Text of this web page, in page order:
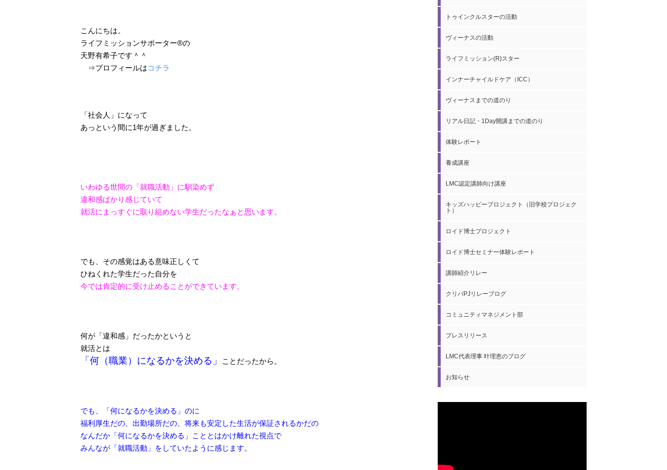
こんにちは。
ライフミッションサポーター®の
天野有希子です＾＾
⇒プロフィールはコチラ
「社会人」になって
あっという間に1年が過ぎました。
いわゆる世間の「就職活動」に馴染めず
違和感ばかり感じていて
就活にまっすぐに取り組めない学生だったなぁと思います。
でも、その感覚はある意味正しくて
ひねくれた学生だった自分を
今では肯定的に受け止めることができています。
何が「違和感」だったかというと
就活とは
「何（職業）になるかを決める」 ことだったから。
でも、「何になるかを決める」のに
福利厚生だの、出勤場所だの、将来も安定した生活が保証されるかだの
なんだか「何になるかを決める」こととはかけ離れた視点で
みんなが「就職活動」をしていたように感じます。
トゥインクルスターの活動
ヴィーナスの活動
ライフミッション(R)スター
インナーチャイルドケア（ICC）
ヴィーナスまでの道のり
リアル日記・1Day開講までの道のり
体験レポート
養成講座
LMC認定講師向け講座
キッズハッピープロジェクト（旧学校プロジェク
ト）
ロイド博士プロジェクト
ロイド博士セミナー体験レポート
講師紹介リレー
クリパPJリレーブログ
コミュニティマネジメント部
プレスリリース
LMC代表理事 叶理恵のブログ
お知らせ